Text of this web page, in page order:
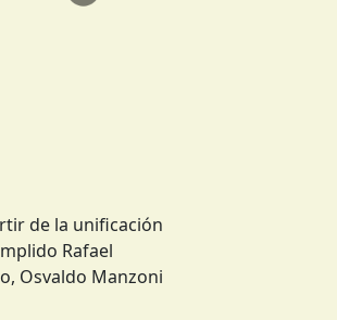
de la unificación
Rafael
Osvaldo Manzoni